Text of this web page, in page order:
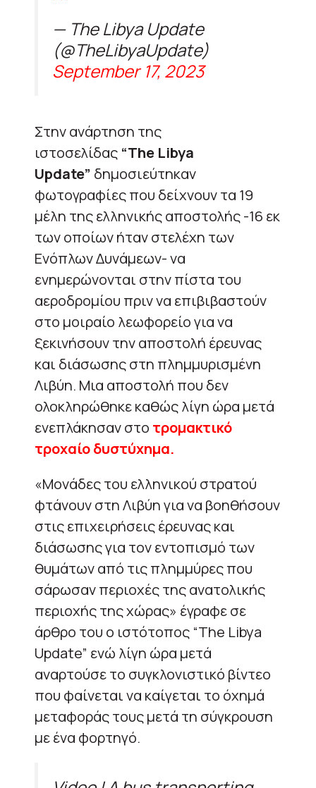
— The Libya Update
(@TheLibyaUpdate)
September 17, 2023
Στην ανάρτηση της
ιστοσελίδας “The Libya
Update” δημοσιεύτηκαν
φωτογραφίες που δείχνουν τα 19
μέλη της ελληνικής αποστολής -16 εκ
των οποίων ήταν στελέχη των
Ενόπλων Δυνάμεων- να
ενημερώνονται στην πίστα του
αεροδρομίου πριν να επιβιβαστούν
στο μοιραίο λεωφορείο για να
ξεκινήσουν την αποστολή έρευνας
και διάσωσης στη πλημμυρισμένη
Λιβύη. Μια αποστολή που δεν
ολοκληρώθηκε καθώς λίγη ώρα μετά
ενεπλάκησαν στο τρομακτικό
τροχαίο δυστύχημα.
«Μονάδες του ελληνικού στρατού
φτάνουν στη Λιβύη για να βοηθήσουν
στις επιχειρήσεις έρευνας και
διάσωσης για τον εντοπισμό των
θυμάτων από τις πλημμύρες που
σάρωσαν περιοχές της ανατολικής
περιοχής της χώρας» έγραφε σε
άρθρο του ο ιστότοπος “The Libya
Update” ενώ λίγη ώρα μετά
αναρτούσε το συγκλονιστικό βίντεο
που φαίνεται να καίγεται το όχημά
μεταφοράς τους μετά τη σύγκρουση
με ένα φορτηγό.